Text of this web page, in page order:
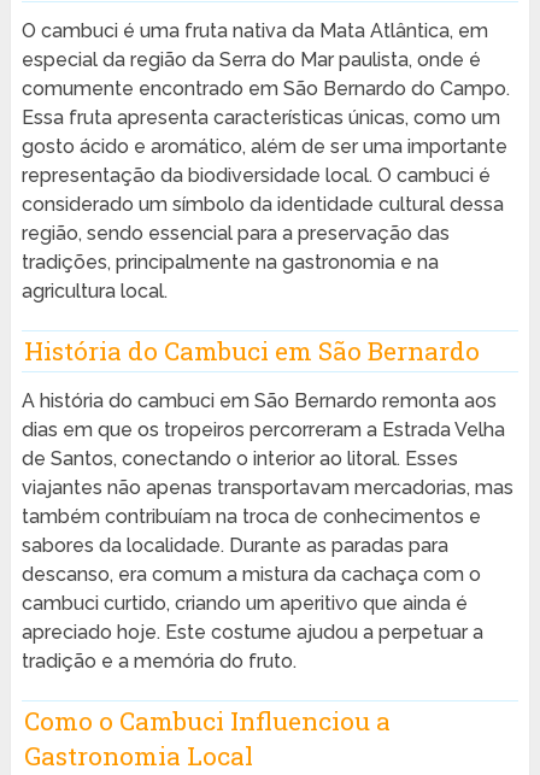
O cambuci é uma fruta nativa da Mata Atlântica, em
especial da região da Serra do Mar paulista, onde é
comumente encontrado em São Bernardo do Campo.
Essa fruta apresenta características únicas, como um
gosto ácido e aromático, além de ser uma importante
representação da biodiversidade local. O cambuci é
considerado um símbolo da identidade cultural dessa
região, sendo essencial para a preservação das
tradições, principalmente na gastronomia e na
agricultura local.
História do Cambuci em São Bernardo
A história do cambuci em São Bernardo remonta aos
dias em que os tropeiros percorreram a Estrada Velha
de Santos, conectando o interior ao litoral. Esses
viajantes não apenas transportavam mercadorias, mas
também contribuíam na troca de conhecimentos e
sabores da localidade. Durante as paradas para
descanso, era comum a mistura da cachaça com o
cambuci curtido, criando um aperitivo que ainda é
apreciado hoje. Este costume ajudou a perpetuar a
tradição e a memória do fruto.
Como o Cambuci Influenciou a
Gastronomia Local